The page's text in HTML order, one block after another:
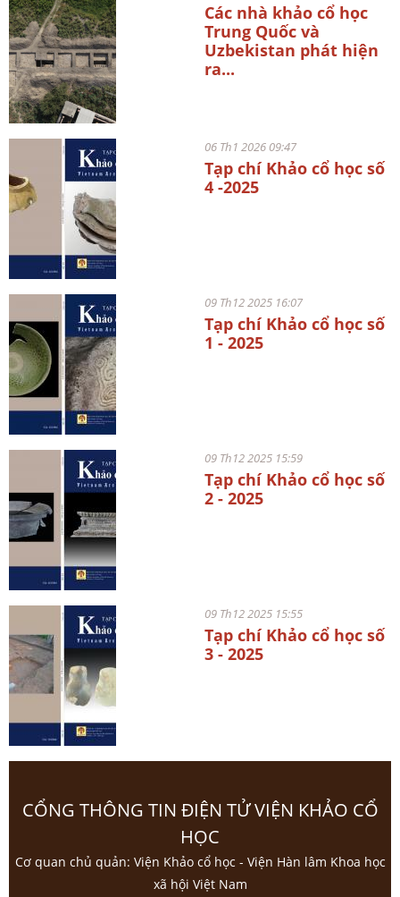
Các nhà khảo cổ học
Trung Quốc và
Uzbekistan phát hiện
ra...
06 Th1 2026 09:47
Tạp chí Khảo cổ học số
4 -2025
09 Th12 2025 16:07
Tạp chí Khảo cổ học số
1 - 2025
09 Th12 2025 15:59
Tạp chí Khảo cổ học số
2 - 2025
09 Th12 2025 15:55
Tạp chí Khảo cổ học số
3 - 2025
CỔNG THÔNG TIN ĐIỆN TỬ VIỆN KHẢO CỔ
HỌC
Cơ quan chủ quản: Viện Khảo cổ học - Viện Hàn lâm Khoa học
xã hội Việt Nam